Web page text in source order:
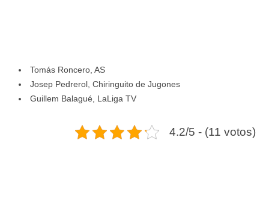
Tomás Roncero, AS
Josep Pedrerol, Chiringuito de Jugones
Guillem Balagué, LaLiga TV
4.2/5 - (11 votos)